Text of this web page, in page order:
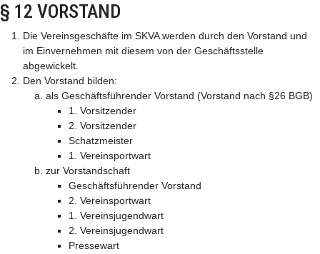
§ 12 VORSTAND
Die Vereinsgeschäfte im SKVA werden durch den Vorstand und
im Einvernehmen mit diesem von der Geschäftsstelle
abgewickelt.
Den Vorstand bilden:
als Geschäftsführender Vorstand (Vorstand nach §26 BGB)
1. Vorsitzender
2. Vorsitzender
Schatzmeister
1. Vereinsportwart
zur Vorstandschaft
Geschäftsführender Vorstand
2. Vereinsportwart
1. Vereinsjugendwart
2. Vereinsjugendwart
Pressewart